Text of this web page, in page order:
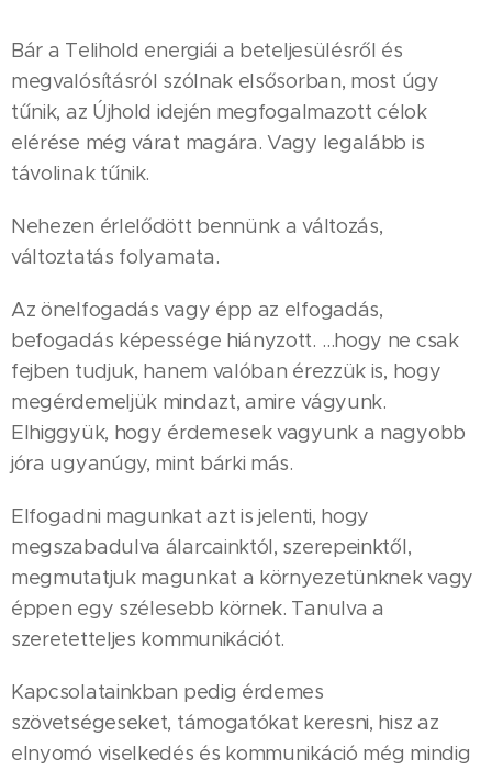
Bár a Telihold energiái a beteljesülésről és
megvalósításról szólnak elsősorban, most úgy
tűnik, az Újhold idején megfogalmazott célok
elérése még várat magára. Vagy legalább is
távolinak tűnik.
Nehezen érlelődött bennünk a változás,
változtatás folyamata.
Az önelfogadás vagy épp az elfogadás,
befogadás képessége hiányzott. …hogy ne csak
fejben tudjuk, hanem valóban érezzük is, hogy
megérdemeljük mindazt, amire vágyunk.
Elhiggyük, hogy érdemesek vagyunk a nagyobb
jóra ugyanúgy, mint bárki más.
Elfogadni magunkat azt is jelenti, hogy
megszabadulva álarcainktól, szerepeinktől,
megmutatjuk magunkat a környezetünknek vagy
éppen egy szélesebb körnek. Tanulva a
szeretetteljes kommunikációt.
Kapcsolatainkban pedig érdemes
szövetségeseket, támogatókat keresni, hisz az
elnyomó viselkedés és kommunikáció még mindig